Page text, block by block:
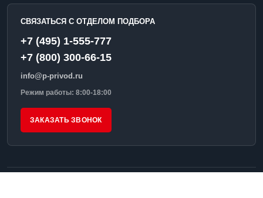
СВЯЗАТЬСЯ С ОТДЕЛОМ ПОДБОРА
+7 (495) 1-555-777
+7 (800) 300-66-15
info@p-privod.ru
Режим работы: 8:00-18:00
ЗАКАЗАТЬ ЗВОНОК